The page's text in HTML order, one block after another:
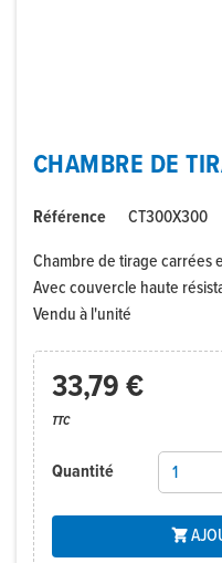
CHAMBRE DE
Référence
CT300X300
Chambre de tirage carrées
Avec couvercle haute
Vendu à l'unité
33,79 €
TTC
Quantité
